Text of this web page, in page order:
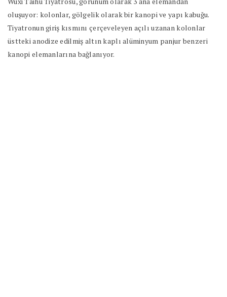
oluşuyor: kolonlar, gölgelik olarak bir kanopi ve yapı kabuğu.
Tiyatronun giriş kısmını çerçeveleyen açılı uzanan kolonlar
üstteki anodize edilmiş altın kaplı alüminyum panjur benzeri
kanopi elemanlarına bağlanıyor.